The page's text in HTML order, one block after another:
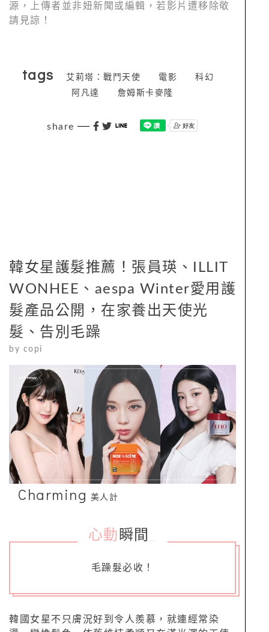
源，上傳者並非妞新聞或編輯，若影片遭移除敬
請見諒！
tags 艾莉塔：戰鬥天使 電影
科幻
阿凡達
詹姆斯卡麥隆
share
韓女星護髮推薦！張員瑛、ILLIT
WONHEE、aespa Winter愛用護
髮產品公開，在家養出天使光
髮、告別毛躁
by copi
Charming 美人計
心動 瞬間
毛躁髮必收！
韓國女星不只膚況好到令人羨慕，就連經常染